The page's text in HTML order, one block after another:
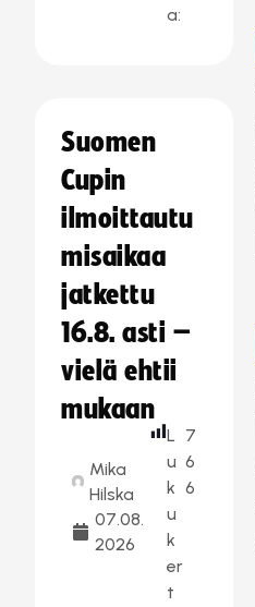
a:
Suomen
Cupin
ilmoittautu
misaikaa
jatkettu
16.8. asti –
vielä ehtii
mukaan
Mika
Hilska
07.08.
2026
L
u
k
u
k
er
t
7
6
6